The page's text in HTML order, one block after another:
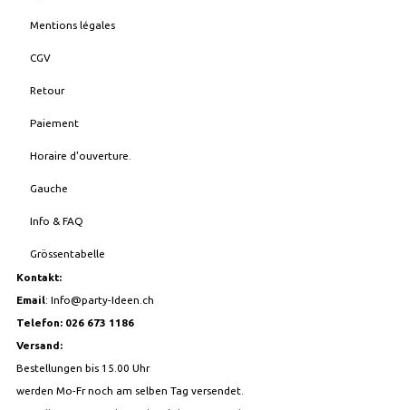
Mentions légales
CGV
Retour
Paiement
Horaire d'ouverture.
Gauche
Info & FAQ
Grössentabelle
Kontakt:
Email: Info@party-Ideen.ch
Telefon: 026 673 1186
Versand:
Bestellungen bis 15.00 Uhr
werden Mo-Fr noch am selben Tag versendet.